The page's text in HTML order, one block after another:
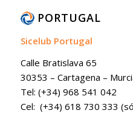
PORTUGAL
Sicelub Portugal
Calle Bratislava 65
30353 – Cartagena –
Tel: (+34) 968 541 042
Cel: (+34) 618 730 333